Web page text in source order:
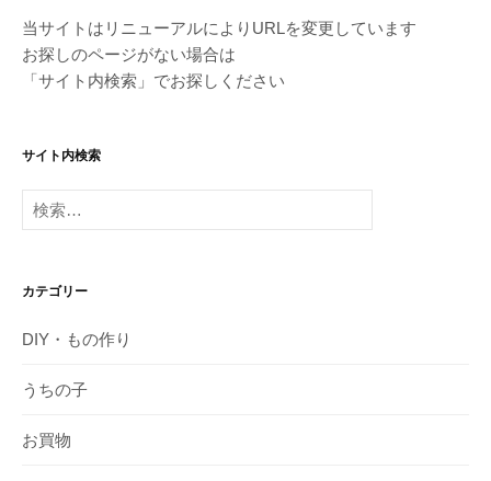
当サイトはリニューアルによりURLを変更しています
お探しのページがない場合は
「サイト内検索」でお探しください
サイト内検索
検
索:
カテゴリー
DIY・もの作り
うちの子
お買物